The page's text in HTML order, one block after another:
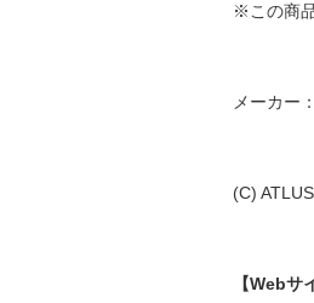
※この商
メーカー：
(C)
【Webサ